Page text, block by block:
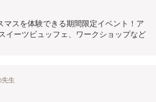
マスを体験できる期間限定イベント！ア
イーツビュッフェ、ワークショップなど
先生